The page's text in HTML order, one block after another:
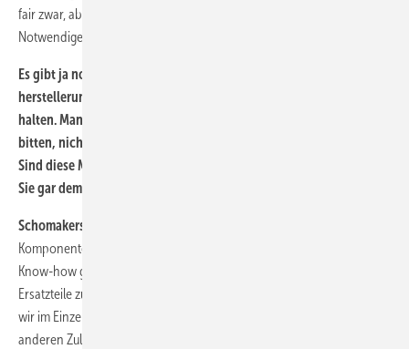
fair zwar, aber wir wollen unsere Konkurrenten nicht über das
Notwendige befähigen, ins Geschäft einzusteigen.
Es gibt ja noch ganz andere Möglichkeiten, die
herstellerunabhängigen Dienstleister beim Service auf Distanz zu
halten. Man kennt die Beschwerden, dass Hersteller ihre Zulieferer
bitten, nicht an herstellerunabhängige Dienstleister zu liefern.
Sind diese Methoden noch aktuell, sind sie legitim oder schaden
Sie gar dem Wettbewerb?
Schomakers:
Komponente. Wenn es bei einem Ersatzteil nicht um spezifisches
Know-how geht, also Intellectual Property, dann gibt es heute die
Ersatzteile zu kaufen. Oder man entwickelt alternative Produkte – was
wir im Einzelfall auch gemacht haben – gemeinsam mit einem
anderen Zulieferer als dem des Herstellers.